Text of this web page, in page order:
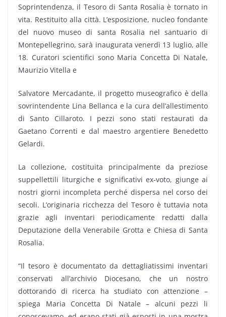
Soprintendenza, il Tesoro di Santa Rosalia è tornato in
vita. Restituito alla città. L’esposizione, nucleo fondante
del nuovo museo di santa Rosalia nel santuario di
Montepellegrino, sarà inaugurata venerdì 13 luglio, alle
18. Curatori scientifici sono Maria Concetta Di Natale,
Maurizio Vitella e
Salvatore Mercadante, il progetto museografico è della
sovrintendente Lina Bellanca e la cura dell’allestimento
di Santo Cillaroto. I pezzi sono stati restaurati da
Gaetano Correnti e dal maestro argentiere Benedetto
Gelardi.
La collezione, costituita principalmente da preziose
suppellettili liturgiche e significativi ex-voto, giunge ai
nostri giorni incompleta perché dispersa nel corso dei
secoli. L’originaria ricchezza del Tesoro è tuttavia nota
grazie agli inventari periodicamente redatti dalla
Deputazione della Venerabile Grotta e Chiesa di Santa
Rosalia.
“Il tesoro è documentato da dettagliatissimi inventari
conservati all’archivio Diocesano, che un nostro
dottorando di ricerca ha studiato con attenzione –
spiega Maria Concetta Di Natale – alcuni pezzi li